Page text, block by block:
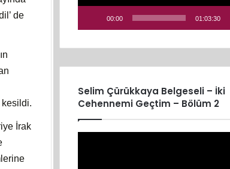
de
kesildi.
İrak
00:00 01:03:30
Selim Çürükkaya Belgeseli – İki
Cehennemi Geçtim – Bölüm 2